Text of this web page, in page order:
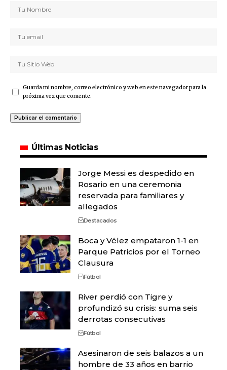
Guarda mi nombre, correo electrónico y web en este navegador para la
próxima vez que comente.
Últimas Noticias
Jorge Messi es despedido en
Rosario en una ceremonia
reservada para familiares y
allegados
Destacados
Boca y Vélez empataron 1-1 en
Parque Patricios por el Torneo
Clausura
Fútbol
River perdió con Tigre y
profundizó su crisis: suma seis
derrotas consecutivas
Fútbol
Asesinaron de seis balazos a un
hombre de 33 años en barrio